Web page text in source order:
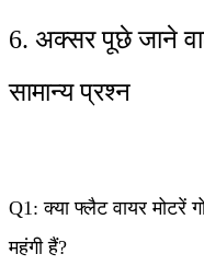
​6. अक्सर पूछे जाने
सामान्य प्रश्न
Q1: क्या फ्लैट वायर मोटरें
महंगी हैं?